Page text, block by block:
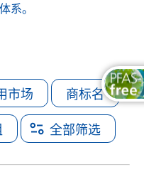
系。
市场 商标名
全部筛选